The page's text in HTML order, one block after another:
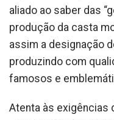
aliado ao saber das
produção da casta
assim a designação
produzindo com
famosos e
Atenta às exigências